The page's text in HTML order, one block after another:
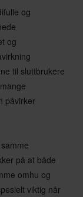
og
og
til sluttbrukere
påvirker
på at både
omhu og
viktig når